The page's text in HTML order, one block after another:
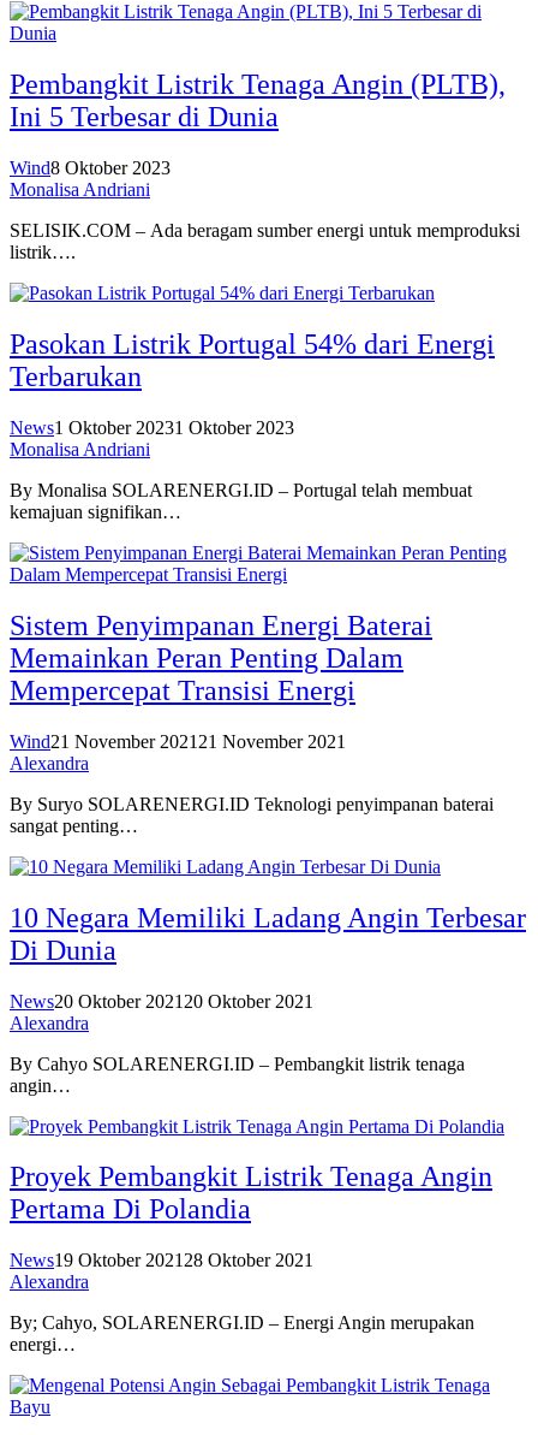
Pembangkit Listrik Tenaga Angin (PLTB),
Ini 5 Terbesar di Dunia
Wind8 Oktober 2023
Monalisa Andriani
SELISIK.COM – Ada beragam sumber energi untuk memproduksi
listrik….
Pasokan Listrik Portugal 54% dari Energi
Terbarukan
News1 Oktober 20231 Oktober 2023
Monalisa Andriani
By Monalisa SOLARENERGI.ID – Portugal telah membuat
kemajuan signifikan…
Sistem Penyimpanan Energi Baterai
Memainkan Peran Penting Dalam
Mempercepat Transisi Energi
Wind21 November 2021 21 November 2021
Alexandra
By Suryo SOLARENERGI.ID Teknologi penyimpanan baterai
sangat penting…
10 Negara Memiliki Ladang Angin Terbesar
Di Dunia
News20 Oktober 2021 20 Oktober 2021
Alexandra
By Cahyo SOLARENERGI.ID – Pembangkit listrik tenaga
angin…
Proyek Pembangkit Listrik Tenaga Angin
Pertama Di Polandia
News19 Oktober 2021 28 Oktober 2021
Alexandra
By; Cahyo, SOLARENERGI.ID – Energi Angin merupakan
energi…